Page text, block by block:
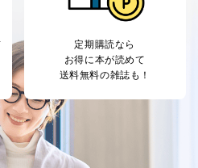
のお客様：氏名、住所、電話番
ドレス
お客様：氏名、会社名、部署
号、顧客番号、メールアドレス
氏名、住所、所属学校（会社）
部署名、氏名、住所
（会社名）
のご請求
について代理人に委任する場
定期購読なら
お得に本が読めて
送料無料の雑誌も！